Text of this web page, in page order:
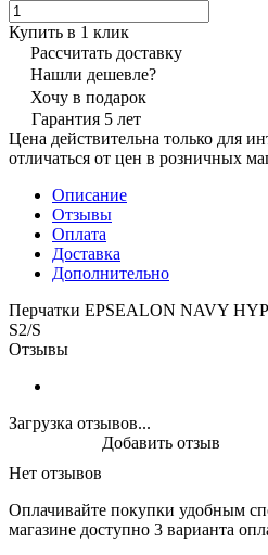
Купить в 1 клик
Рассчитать доставку
Нашли дешевле?
Хочу в подарок
Гарантия 5 лет
Цена действительна только для
отличаться от цен в розничных
Описание
Отзывы
Оплата
Доставка
Дополнительно
Перчатки EPSEALON NAVY
S2/S
Отзывы
Загрузка отзывов...
Нет отзывов
Добавить отзыв
Оплачивайте покупки удобным
магазине доступно 3 варианта